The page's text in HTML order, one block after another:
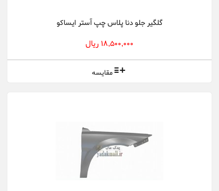
گلگیر جلو دنا پلاس چپ آستر ایساکو
18,500,000 ریال
مقایسه